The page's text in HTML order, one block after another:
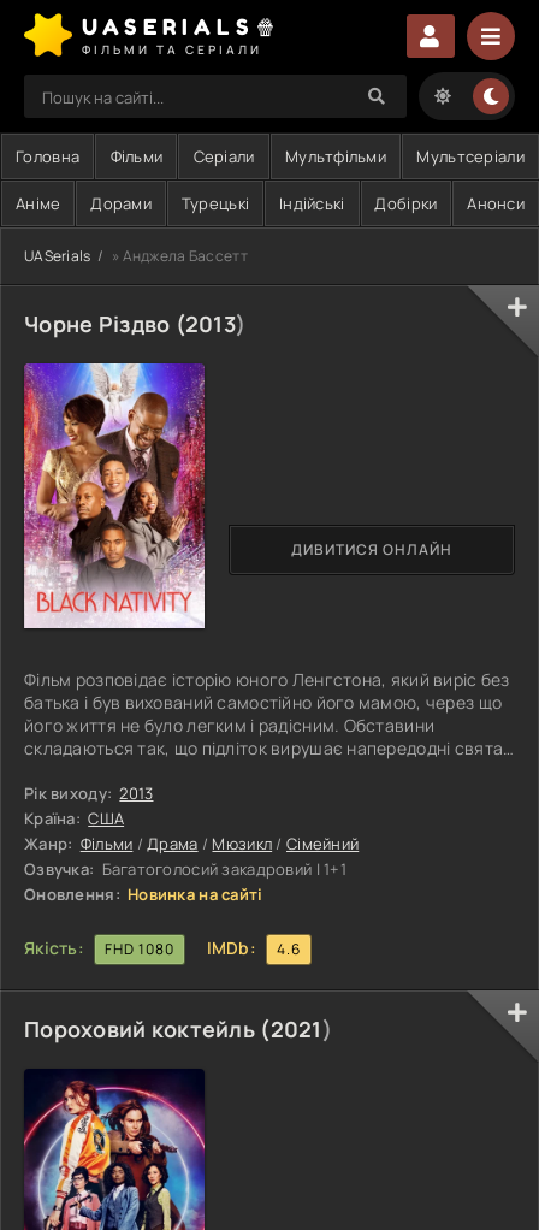
UASERIALS🍿
ФІЛЬМИ ТА СЕРІАЛИ
Головна Фільми Серіали Мультфільми Мультсеріали
Аніме Дорами Турецькі Індійські Добірки Анонси
UASerials » Анджела Бассетт
Чорне Різдво (2013)
Фільм розповідає історію юного Ленгстона, який виріс без
батька і був вихований самостійно його мамою, через що
його життя не було легким і радісним. Обставини
складаються так, що підліток вирушає напередодні свята
респектабельним священиком Корнеллом і його дружиною
Аретою. Однак Ленгстон стикається з непримиренними
сімейними традиціями, з якими він не може погодитися, і
приймає рішення повернутися до матері, щоб відзначити
свято в колі
Рік виходу: 2013
Країна: США
Жанр: Фільми /Драма / Мюзикл / Сімейний
Озвучка: Багатоголосий закадровий | 1+1
Оновлення: Новинка на сайті
Якість: FHD 1080 IMDb: 4.6
ДИВИТИСЯ ОНЛАЙН
Пороховий коктейль (2021)